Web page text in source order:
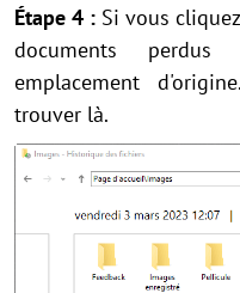
Étape 4 : Si vous
documents
emplacement
trouver là.